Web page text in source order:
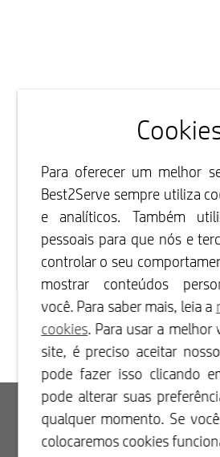
Iniciar sessão
Para oferecer um melhor
Best2Serve sempre utiliza
e analíticos. Também
pessoais para que nós e
controlar o seu
mostrar conteúdos
você. Para saber mais, leia a
cookies. Para usar a melhor
site, é preciso aceitar
pode fazer isso clicando
pode alterar suas
qualquer momento. Se você
colocaremos cookies